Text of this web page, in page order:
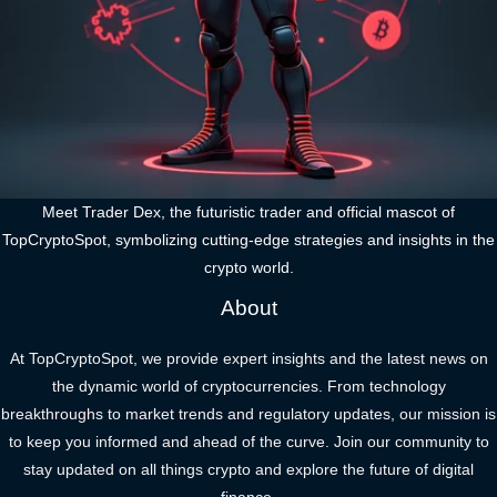
Meet Trader Dex, the futuristic trader and official mascot of
TopCryptoSpot, symbolizing cutting-edge strategies and insights in the
crypto world.
About
At TopCryptoSpot, we provide expert insights and the latest news on
the dynamic world of cryptocurrencies. From technology
breakthroughs to market trends and regulatory updates, our mission is
to keep you informed and ahead of the curve. Join our community to
stay updated on all things crypto and explore the future of digital